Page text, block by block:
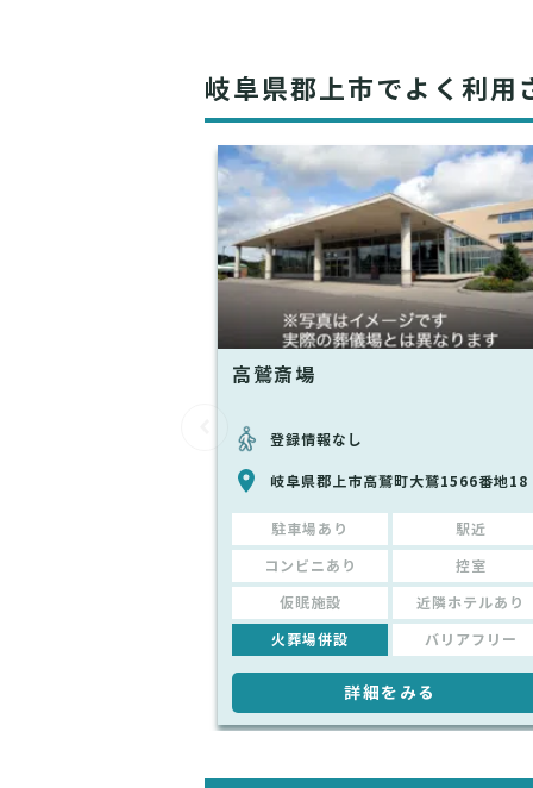
岐阜県郡上市でよく利用
高鷲斎場
登録情報なし
岐阜県郡上市高鷲町大鷲1566番地18
駐車場あり 駅近
コンビニあり 控室
仮眠施設 近隣ホテルあり
火葬場併設 バリアフリー
詳細をみる